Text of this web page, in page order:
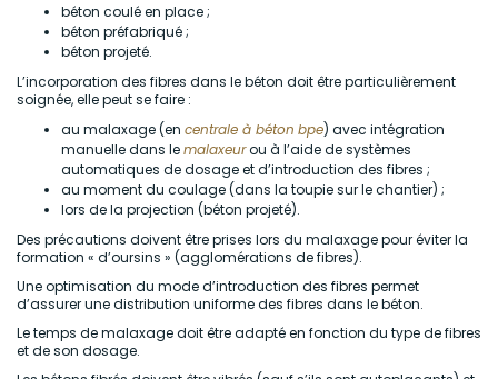
béton coulé en place ;
béton préfabriqué ;
béton projeté.
L’incorporation des fibres dans le béton doit être particulièrement
soignée, elle peut se faire :
au malaxage (en centrale à béton bpe) avec intégration
manuelle dans lemalaxeurou à l’aide de systèmes
automatiques de dosage et d’introduction des fibres ;
au moment du coulage (dans la toupie sur le chantier) ;
lors de la projection (béton projeté).
Des précautions doivent être prises lors du malaxage pour éviter la
formation « d’oursins » (agglomérations de fibres).
Une optimisation du mode d’introduction des fibres permet
d’assurer une distribution uniforme des fibres dans le béton.
Le temps de malaxage doit être adapté en fonction du type de fibres
et de son dosage.